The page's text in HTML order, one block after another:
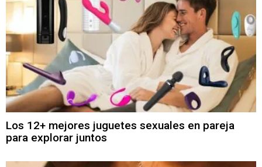
Los 12+ mejores juguetes sexuales en pareja
para explorar juntos